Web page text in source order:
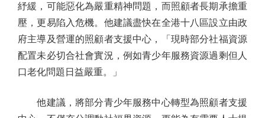
紓緩，可能惡化為嚴重精神問題，而照顧者長期承擔重
壓，更易陷入危機。他建議盡快在全港十八區設立由政
府主導及營運的照顧者支援中心，「現時部分社福資源
配置未必切合社會實況，例如青少年服務資源過剩但人
口老化問題日益嚴重。」
他建議，將部分青少年服務中心轉型為照顧者支援